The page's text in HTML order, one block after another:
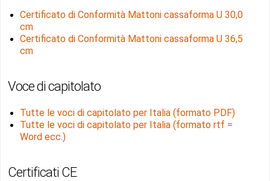
Certificato di Conformità Mattoni cassaforma U 30,0
cm
Certificato di Conformità Mattoni cassaforma U 36,5
cm
Voce di capitolato
Tutte le voci di capitolato per Italia (formato PDF)
Tutte le voci di capitolato per Italia (formato rtf =
Word ecc.)
Certificati CE